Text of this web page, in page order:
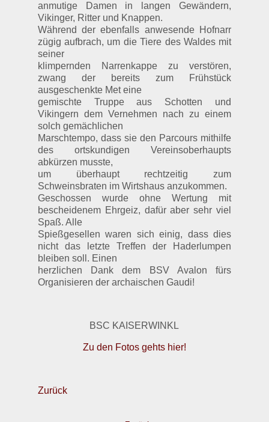
anmutige Damen in langen Gewändern,
Vikinger, Ritter und Knappen.
Während der ebenfalls anwesende Hofnarr
zügig aufbrach, um die Tiere des Waldes mit
seiner
klimpernden Narrenkappe zu verstören,
zwang der bereits zum Frühstück
ausgeschenkte Met eine
gemischte Truppe aus Schotten und
Vikingern dem Vernehmen nach zu einem
solch gemächlichen
Marschtempo, dass sie den Parcours mithilfe
des ortskundigen Vereinsoberhaupts
abkürzen musste,
um überhaupt rechtzeitig zum
Schweinsbraten im Wirtshaus anzukommen.
Geschossen wurde ohne Wertung mit
bescheidenem Ehrgeiz, dafür aber sehr viel
Spaß. Alle
Spießgesellen waren sich einig, dass dies
nicht das letzte Treffen der Haderlumpen
bleiben soll. Einen
herzlichen Dank dem BSV Avalon fürs
Organisieren der archaischen Gaudi!
BSC KAISERWINKL
Zu den Fotos gehts hier!
Zurück